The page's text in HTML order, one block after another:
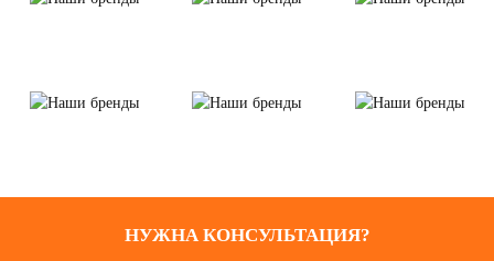
НУЖНА КОНСУЛЬТАЦИЯ?